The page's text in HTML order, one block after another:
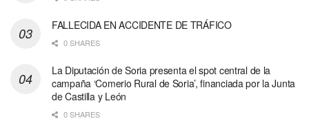
FALLECIDA EN ACCIDENTE DE TRÁFICO
0 SHARES
La Diputación de Soria presenta el spot central de la
campaña ‘Comerio Rural de Soria’, financiada por la Junta
de Castilla y León
0 SHARES